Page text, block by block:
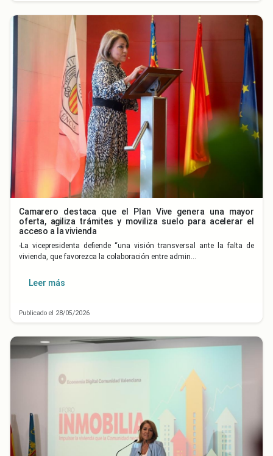
Camarero destaca que el Plan Vive genera una mayor
oferta, agiliza trámites y moviliza suelo para acelerar el
acceso a la vivienda
-La vicepresidenta defiende “una visión transversal ante la falta de
vivienda, que favorezca la colaboración entre admin…
Leer más
Publicado el 28/05/2026